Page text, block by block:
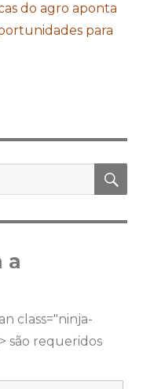
do agro aponta
para
a
class="ninja-
são requeridos